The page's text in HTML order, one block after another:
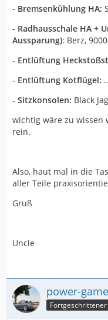
- Bremsenkühlung HA:
- Radhausschale HA +
Aussparung): Berz,
- Entlüftung
- Entlüftung Kotflügel:
- Sitzkonsolen: Black
wichtig wäre zu wissen
rein.
Also, haut mal in die
aller Teile
Gruß
Uncle
power-
Fortgeschrittener